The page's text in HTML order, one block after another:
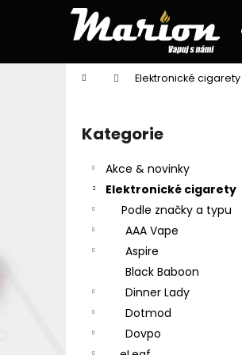
Domů Elektronické cigarety
Přeskočit
kategorie
Kategorie
Akce & novinky
Elektronické cigarety
Podle značky a typu
AAA Vape
Aspire
Black Baboon
Dinner Lady
Dotmod
Dovpo
í
Zpět
do
Zpět
do